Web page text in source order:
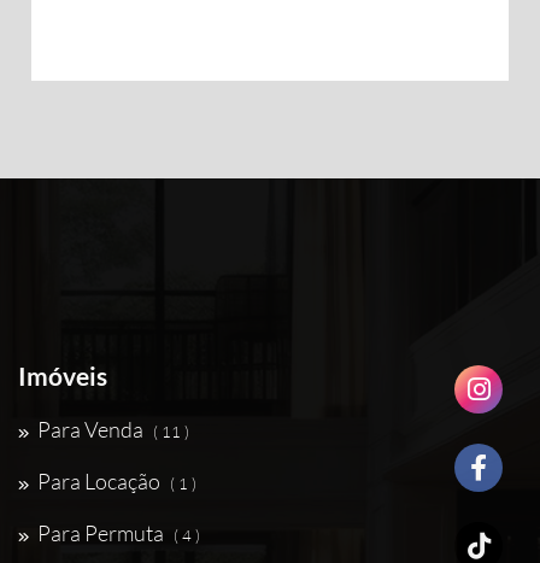
Imóveis
Para Venda ( 11 )
Para Locação ( 1 )
Para Permuta ( 4 )